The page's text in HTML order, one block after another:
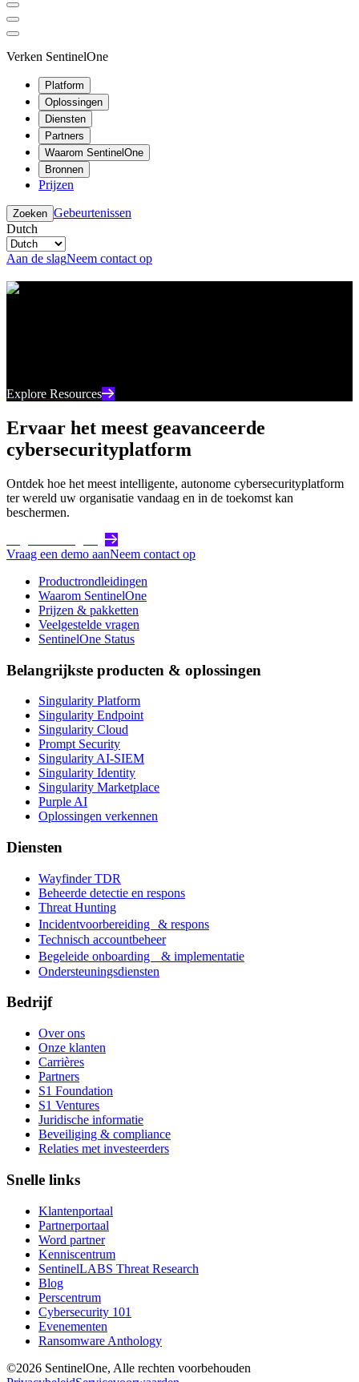
Verken SentinelOne
Platform
Oplossingen
Diensten
Partners
Waarom SentinelOne
Bronnen
Prijzen
Zoeken Gebeurtenissen
Dutch
Aan de slagNeem contact op
Resource Center
Explore Resources
Ervaar het meest geavanceerde
cybersecurityplatform
Ontdek hoe het meest intelligente, autonome cybersecurityplatform
ter wereld uw organisatie vandaag en in de toekomst kan
beschermen.
Vraag een demo aanNeem contact op
Productrondleidingen
Waarom SentinelOne
Prijzen & pakketten
Veelgestelde vragen
SentinelOne Status
Belangrijkste producten & oplossingen
Singularity Platform
Singularity Endpoint
Singularity Cloud
Prompt Security
Singularity AI-SIEM
Singularity Identity
Singularity Marketplace
Purple AI
Oplossingen verkennen
Diensten
Wayfinder TDR
Beheerde detectie en respons
Threat Hunting
Incidentvoorbereiding & respons
Technisch accountbeheer
Begeleide onboarding & implementatie
Ondersteuningsdiensten
Bedrijf
Over ons
Onze klanten
Carrières
Partners
S1 Foundation
S1 Ventures
Juridische informatie
Beveiliging & compliance
Relaties met investeerders
Snelle links
Klantenportaal
Partnerportaal
Word partner
Kenniscentrum
SentinelLABS Threat Research
Blog
Perscentrum
Cybersecurity 101
Evenementen
Ransomware Anthology
©2026 SentinelOne, Alle rechten voorbehouden